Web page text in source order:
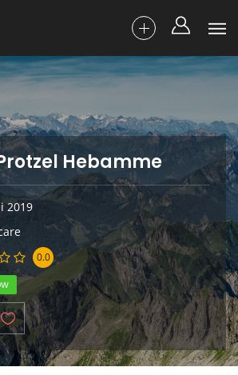
Hebamme
2019
0.0